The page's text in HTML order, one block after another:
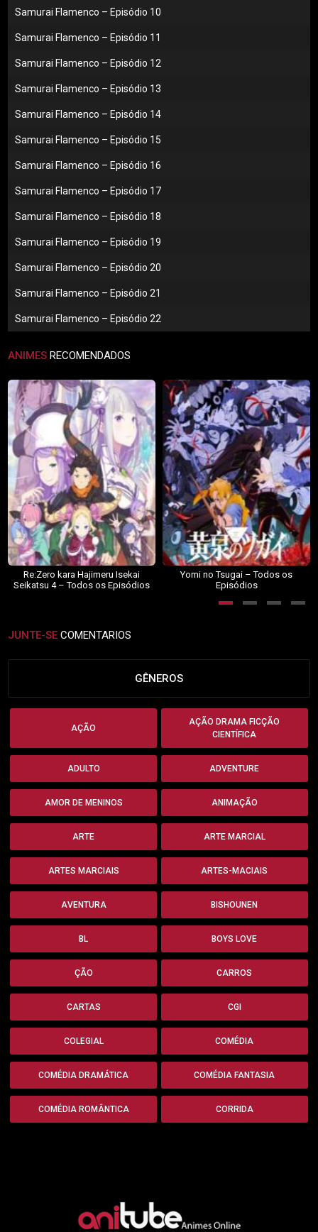
Samurai Flamenco – Episódio 10
Samurai Flamenco – Episódio 11
Samurai Flamenco – Episódio 12
Samurai Flamenco – Episódio 13
Samurai Flamenco – Episódio 14
Samurai Flamenco – Episódio 15
Samurai Flamenco – Episódio 16
Samurai Flamenco – Episódio 17
Samurai Flamenco – Episódio 18
Samurai Flamenco – Episódio 19
Samurai Flamenco – Episódio 20
Samurai Flamenco – Episódio 21
Samurai Flamenco – Episódio 22
ANIMES RECOMENDADOS
Re:Zero kara Hajimeru Isekai
Seikatsu 4 – Todos os Episódios
Yomi no Tsugai – Todos os
Episódios
JUNTE-SE COMENTARIOS
GÊNEROS
AÇÃO
AÇÃO DRAMA FICÇÃO
CIENTÍFICA
ADULTO ADVENTURE
AMOR DE MENINOS ANIMAÇÃO
ARTE ARTE MARCIAL
ARTES MARCIAIS ARTES-MACIAIS
AVENTURA BISHOUNEN
BL BOYS LOVE
ÇÃO CARROS
CARTAS CGI
COLEGIAL COMÉDIA
COMÉDIA DRAMÁTICA COMÉDIA FANTASIA
COMÉDIA ROMÂNTICA CORRIDA